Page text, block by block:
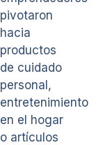
pivotaron
hacia
productos
de cuidado
personal,
entretenimiento
en el hogar
o artículos